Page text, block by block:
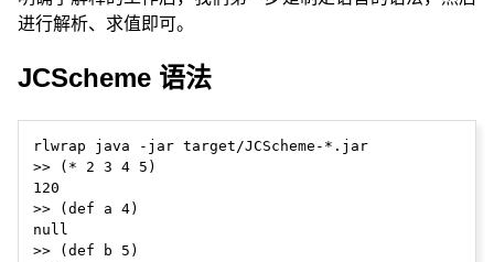
进行解析、求值即可。
JCScheme 语法
rlwrap java -jar target/JCScheme-*.jar
>> (* 2 3 4 5)
120
>> (def a 4)
null
>> (def b 5)